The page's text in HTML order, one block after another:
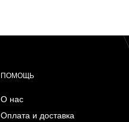
ПОМОЩЬ
О нас
Оплата и доставка